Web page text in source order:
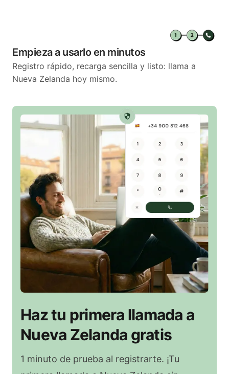
Empieza a usarlo en minutos
Registro rápido, recarga sencilla y listo: llama a
Nueva Zelanda hoy mismo.
Haz tu primera llamada a
Nueva Zelanda gratis
1 minuto de prueba al registrarte. ¡Tu